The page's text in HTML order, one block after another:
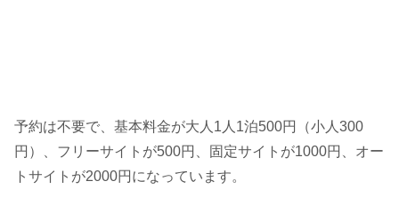
予約は不要で、基本料金が大人1人1泊500円（小人300
円）、フリーサイトが500円、固定サイトが1000円、オー
トサイトが2000円になっています。